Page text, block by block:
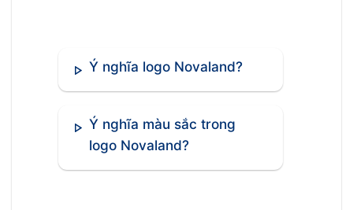
Ý nghĩa logo Novaland?
Ý nghĩa màu sắc trong
logo Novaland?